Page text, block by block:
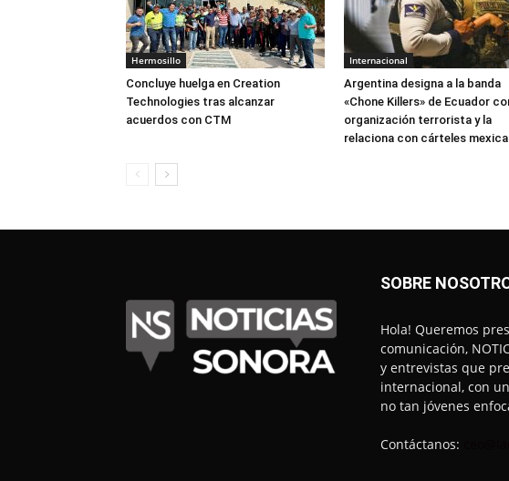
Hermosillo
Concluye huelga en Creation
Technologies tras alcanzar
acuerdos con CTM
Internacional
Argentina designa a la banda
«Chone Killers» de Ecuador
organización terrorista y la
relaciona con cárteles
SOBRE
Hola! Queremos
comunicación,
y entrevistas que
internacional, con
no tan jóvenes
Contáctanos: